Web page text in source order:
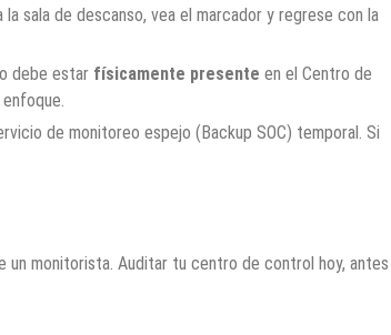
sala de descanso, vea el marcador y regrese con la
debe estar físicamente presente en el Centro de
de monitoreo espejo (Backup SOC) temporal. Si
un monitorista. Auditar tu centro de control hoy, antes